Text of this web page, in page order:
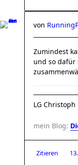
von
Zumindest
und so dafür
LG Christoph
mein Blog:
Zitieren